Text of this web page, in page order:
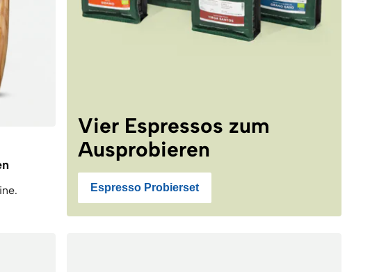
Vier Espressos zum
Ausprobieren
Espresso Probierset